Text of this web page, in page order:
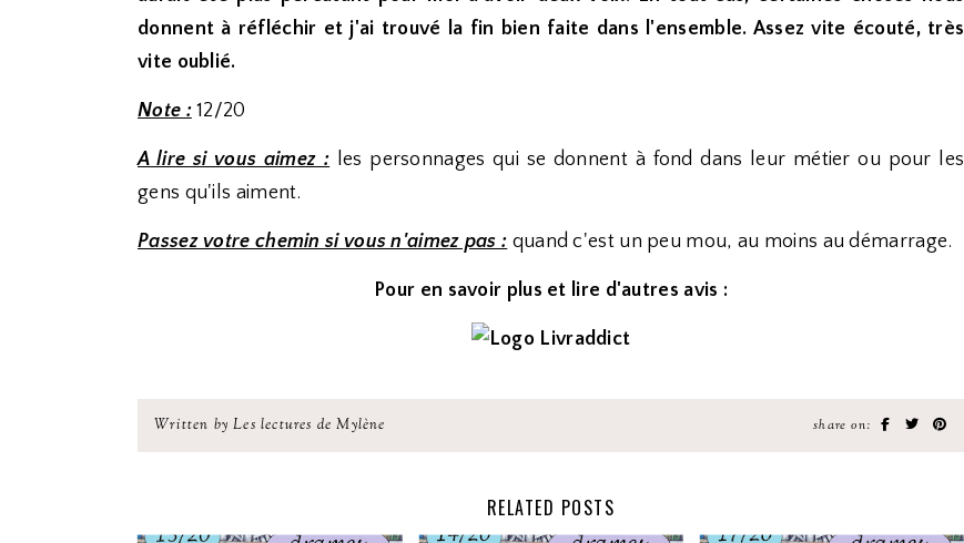
donnent à réfléchir et j'ai trouvé la fin bien faite dans l'ensemble. Assez vite écouté, très
vite oublié.
Note :12/20
A lire si vous aimez : les personnages qui se donnent à fond dans leur métier ou pour les
gens qu'ils aiment.
Passez votre chemin si vous n'aimez pas : quand c'est un peu mou, au moins au démarrage.
Pour en savoir plus et lire d'autres avis :
Written by Les lectures de Mylène share on:
RELATED POSTS